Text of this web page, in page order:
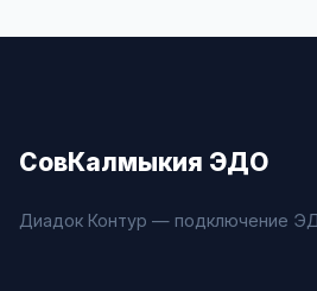
СовКалмыкия ЭДО
Диадок Контур — подключение